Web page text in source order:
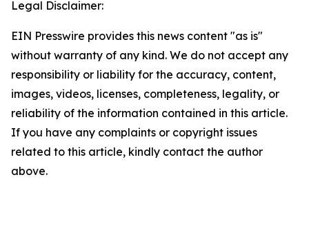
Legal Disclaimer:
EIN Presswire provides this news content "as is"
without warranty of any kind. We do not accept any
responsibility or liability for the accuracy, content,
images, videos, licenses, completeness, legality, or
reliability of the information contained in this article.
If you have any complaints or copyright issues
related to this article, kindly contact the author
above.